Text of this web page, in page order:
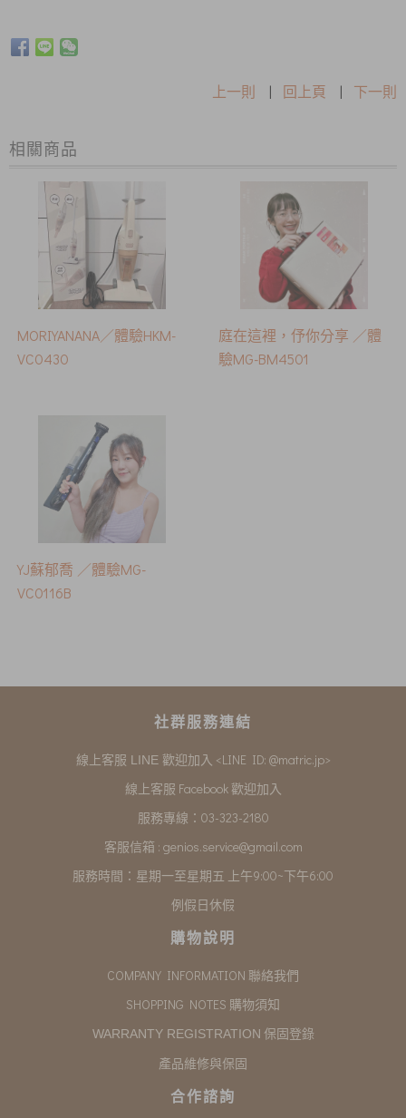
上一則 | 回上頁 | 下一則
相關商品
MORIYANANA／體驗HKM-
VC0430
庭在這裡，伃你分享 ／體
驗MG-BM4501
YJ蘇郁喬 ／體驗MG-
VC0116B
社群服務連結
線上客服 LINE 歡迎加入 <LINE ID: @matric.jp>
線上客服 Facebook 歡迎加入
服務專線：03-323-2180
客服信箱 : genios.service@gmail.com
服務時間：星期一至星期五 上午9:00~下午6:00
例假日休假
購物說明
COMPANY INFORMATION 聯絡我們
SHOPPING NOTES 購物須知
WARRANTY REGISTRATION 保固登錄
產品維修與保固
合作諮詢